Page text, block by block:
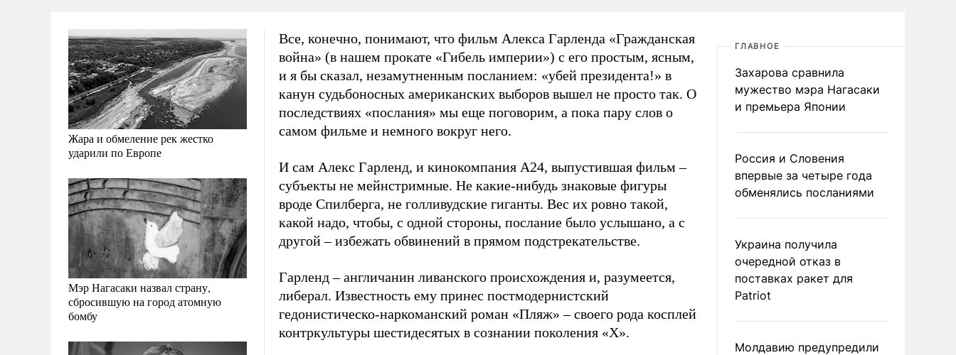
Жара и обмеление рек жестко
ударили по Европе
Мэр Нагасаки назвал страну,
сбросившую на город атомную
бомбу
Все, конечно, понимают, что фильм Алекса Гарленда «Гражданская
война» (в нашем прокате «Гибель империи») с его простым, ясным,
и я бы сказал, незамутненным посланием: «убей президента!» в
канун судьбоносных американских выборов вышел не просто так. О
последствиях «послания» мы еще поговорим, а пока пару слов о
самом фильме и немного вокруг него.
И сам Алекс Гарленд, и кинокомпания A24, выпустившая фильм –
субъекты не мейнстримные. Не какие-нибудь знаковые фигуры
вроде Спилберга, не голливудские гиганты. Вес их ровно такой,
какой надо, чтобы, с одной стороны, послание было услышано, а с
другой – избежать обвинений в прямом подстрекательстве.
Гарленд – англичанин ливанского происхождения и, разумеется,
либерал. Известность ему принес постмодернистский
гедонистическо-наркоманский роман «Пляж» – своего рода косплей
контркультуры шестидесятых в сознании поколения «Х».
ГЛАВНОЕ
Захарова сравнила
мужество мэра Нагасаки
и премьера Японии
Россия и Словения
впервые за четыре года
обменялись посланиями
Украина получила
очередной отказ в
поставках ракет для
Patriot
Молдавию предупредили